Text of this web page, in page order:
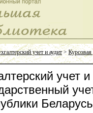
учет и аудит>Курсовая
учет
Беларусь